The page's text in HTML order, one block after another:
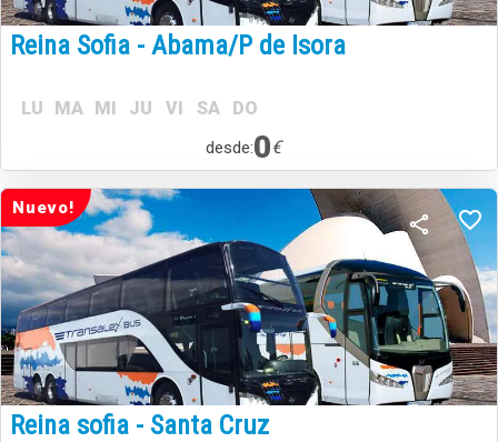
Reina Sofia - Abama/P de Isora
LU MA MI JU VI SA DO
desde:0€
Nuevo!
Reina sofia - Santa Cruz